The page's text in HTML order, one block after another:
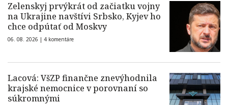
Zelenskyj prvýkrát od začiatku vojny
na Ukrajine navštívi Srbsko, Kyjev ho
chce odpútať od Moskvy
06. 08. 2026 | 4 komentáre
Lacová: VšZP finančne znevýhodnila
krajské nemocnice v porovnaní so
súkromnými